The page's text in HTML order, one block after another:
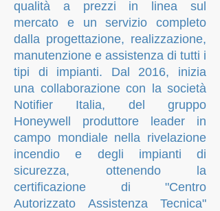
qualità a prezzi in linea sul
mercato e un servizio completo
dalla progettazione, realizzazione,
manutenzione e assistenza di tutti i
tipi di impianti. Dal 2016, inizia
una collaborazione con la società
Notifier Italia, del gruppo
Honeywell produttore leader in
campo mondiale nella rivelazione
incendio e degli impianti di
sicurezza, ottenendo la
certificazione di "Centro
Autorizzato Assistenza Tecnica"